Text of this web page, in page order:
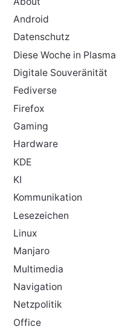
Android
Datenschutz
Diese Woche in Plasma
Digitale Souveränität
Fediverse
Firefox
Gaming
Hardware
KDE
KI
Kommunikation
Lesezeichen
Linux
Manjaro
Multimedia
Navigation
Netzpolitik
Office